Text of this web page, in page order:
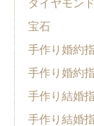
ダイヤモンド
宝石
手作り婚約
手作り婚約
手作り結婚
手作り結婚